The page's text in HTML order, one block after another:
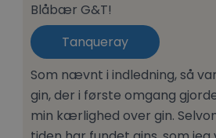
Blåbær G&T!
Tanqueray
Som nævnt i indledning, så
gin, der i første omgang
min kærlighed over gin.